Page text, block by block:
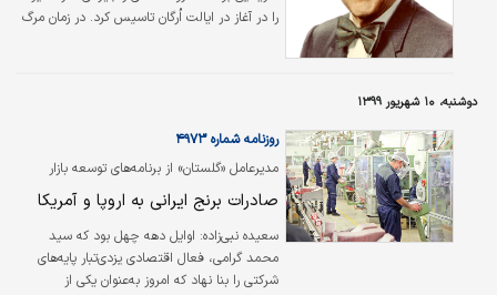
را در آغاز در ایالت اُرگان تاسیس کرد. در زمان مرگ
دوشنبه، ۱۰ شهریور ۱۳۹۹
مدیرعامل «گلستان» از برنامه‌های توسعه بازار
می‌گوید
روزنامه شماره ۴۹۷۳
صادرات برنج ایرانی به اروپا و آمریکا
سعیده نبی‌زاده: اوایل دهه چهل بود که سید
محمد گرامی، فعال اقتصادی یزدی‌تبار پایه‌های
شرکتی را بنا نهاد که امروز به‌عنوان یکی از